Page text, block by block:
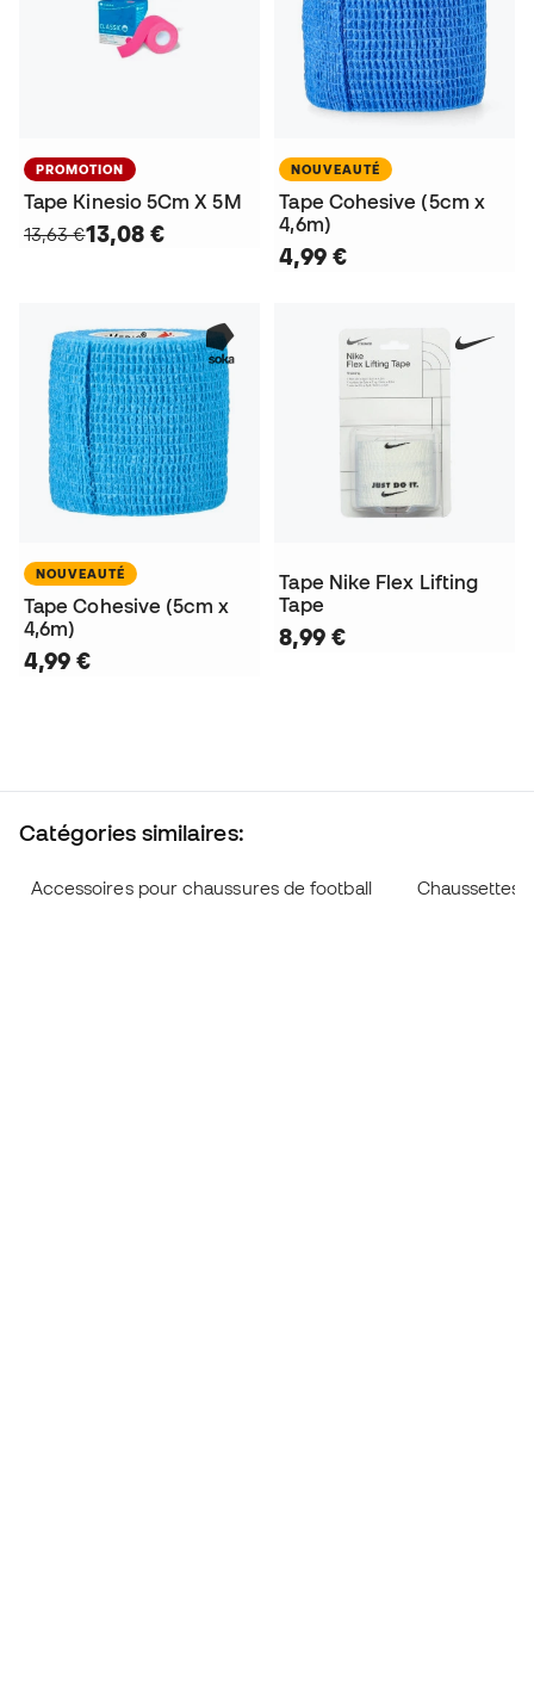
PROMOTION
Tape Kinesio 5Cm X 5M
13,63 €13,08 €
NOUVEAUTÉ
Tape Cohesive (5cm x
4,6m)
4,99 €
NOUVEAUTÉ
Tape Cohesive (5cm x
4,6m)
4,99 €
Tape Nike Flex Lifting
Tape
8,99 €
Catégories similaires:
Accessoires pour chaussures de football Chaussettes